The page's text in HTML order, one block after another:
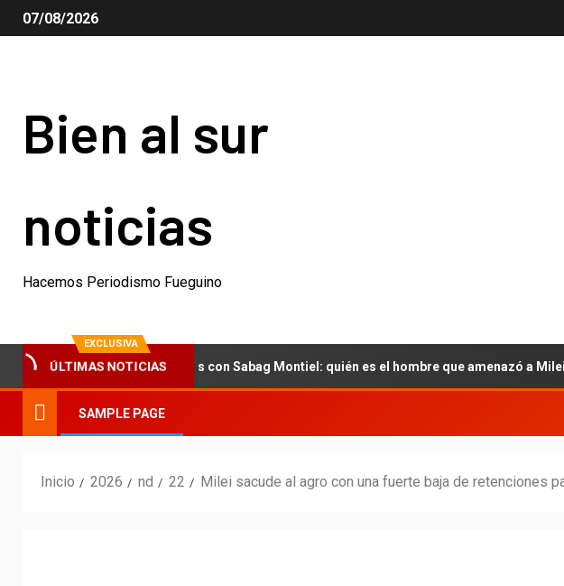
07/08/2026
Bien al sur
noticias
Hacemos Periodismo Fueguino
EXCLUSIVA
ÚLTIMAS NOTICIAS
y similitudes con Sabag Montiel: quién es el hombre que amenazó a Milei
SAMPLE PAGE
Inicio 2026 nd 22 Milei sacude al agro con una fuerte baja de retenciones